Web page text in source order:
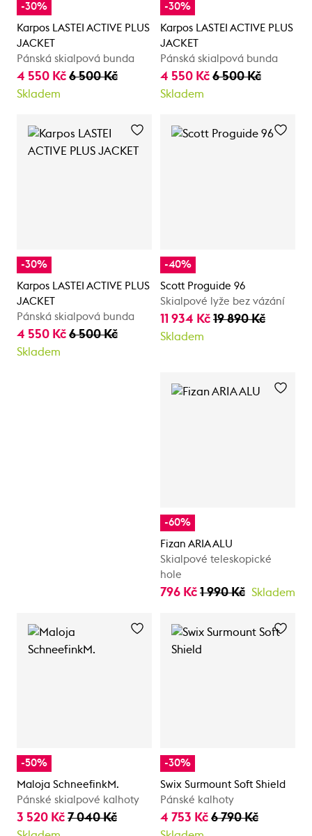
-30%
Karpos LASTEI ACTIVE PLUS
JACKET
Pánská skialpová bunda
4 550 Kč 6 500 Kč
Skladem
-30%
Karpos LASTEI ACTIVE PLUS
JACKET
Pánská skialpová bunda
4 550 Kč 6 500 Kč
Skladem
-30%
Karpos LASTEI ACTIVE PLUS
JACKET
Pánská skialpová bunda
4 550 Kč 6 500 Kč
Skladem
-40%
Scott Proguide 96
Skialpové lyže bez vázání
11 934 Kč 19 890 Kč
Skladem
-60%
Fizan ARIA ALU
Skialpové teleskopické
hole
796 Kč 1 990 Kč Skladem
-50%
Maloja SchneefinkM.
Pánské skialpové kalhoty
3 520 Kč 7 040 Kč
-30%
Swix Surmount Soft Shield
Pánské kalhoty
4 753 Kč 6 790 Kč